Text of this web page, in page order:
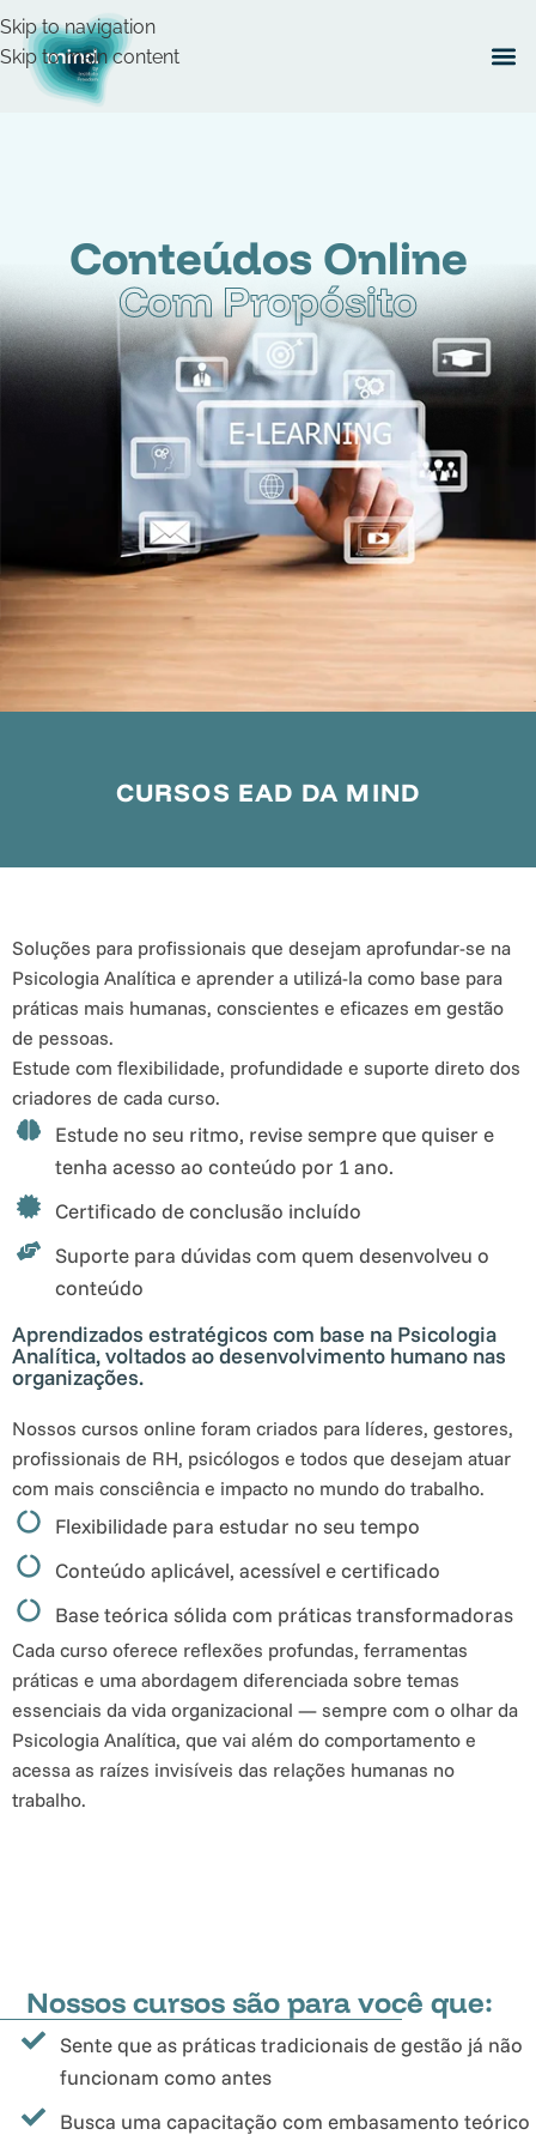
Skip to navigation
Skip to main content
Conteúdos Online
Com Propósito
CURSOS EAD DA MIND
Soluções para profissionais que desejam aprofundar-se na
Psicologia Analítica e aprender a utilizá-la como base para
práticas mais humanas, conscientes e eficazes em gestão
de pessoas.
Estude com flexibilidade, profundidade e suporte direto dos
criadores de cada curso.
Estude no seu ritmo, revise sempre que quiser e
tenha acesso ao conteúdo por 1 ano.
Certificado de conclusão incluído
Suporte para dúvidas com quem desenvolveu o
conteúdo
Aprendizados estratégicos com base na Psicologia
Analítica, voltados ao desenvolvimento humano nas
organizações.
Nossos cursos online foram criados para líderes, gestores,
profissionais de RH, psicólogos e todos que desejam atuar
com mais consciência e impacto no mundo do trabalho.
Flexibilidade para estudar no seu tempo
Conteúdo aplicável, acessível e certificado
Base teórica sólida com práticas transformadoras
Cada curso oferece reflexões profundas, ferramentas
práticas e uma abordagem diferenciada sobre temas
essenciais da vida organizacional — sempre com o olhar da
Psicologia Analítica, que vai além do comportamento e
acessa as raízes invisíveis das relações humanas no
trabalho.
Nossos cursos são para você que:
Sente que as práticas tradicionais de gestão já não
funcionam como antes
Busca uma capacitação com embasamento teórico